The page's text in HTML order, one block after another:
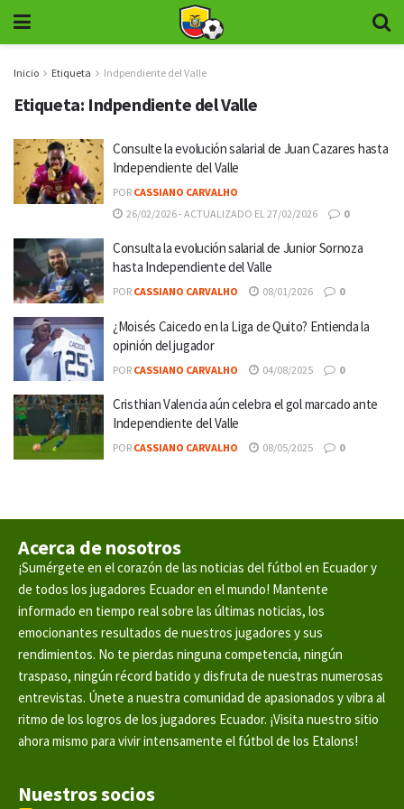
Inicio Etiqueta Indpendiente del Valle
Etiqueta: Indpendiente del Valle
Consulte la evolución salarial de Juan Cazares hasta
Independiente del Valle
POR CASSIANO CARVALHO
26/02/2026 - ACTUALIZADO EL 27/02/2026
0
Consulta la evolución salarial de Junior Sornoza
hasta Independiente del Valle
POR CASSIANO CARVALHO 08/01/2026 0
¿Moisés Caicedo en la Liga de Quito? Entienda la
opinión del jugador
POR CASSIANO CARVALHO 04/08/2025 0
Cristhian Valencia aún celebra el gol marcado ante
Independiente del Valle
POR CASSIANO CARVALHO 08/05/2025 0
Acerca de nosotros
¡Sumérgete en el corazón de las noticias del fútbol en Ecuador y
de todos los jugadores Ecuador en el mundo! Mantente
informado en tiempo real sobre las últimas noticias, los
emocionantes resultados de nuestros jugadores y sus
rendimientos. No te pierdas ninguna competencia, ningún
traspaso, ningún récord batido y disfruta de nuestras numerosas
entrevistas. Únete a nuestra comunidad de apasionados y vibra al
ritmo de los logros de los jugadores Ecuador. ¡Visita nuestro sitio
ahora mismo para vivir intensamente el fútbol de los Etalons!
Nuestros socios